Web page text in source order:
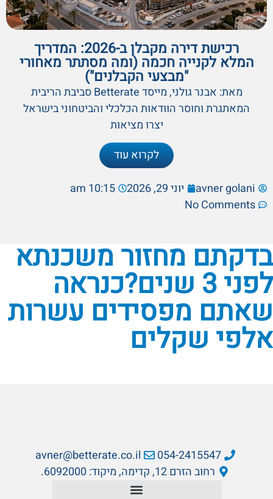
רכישת דירה מקבלן ב-2026: המדריך
המלא לקנייה חכמה (ומה מסתתר מאחורי
"מבצעי הקבלנים")
מאת: אבנר גולני, מייסד Betterate סביבת הריבית
המאתגרת וחוסר הוודאות הכלכלי והביטחוני בישראל
יצרו מציאות
לקרוא עוד
avner golani יוני 29, 2026
10:15 am
No Comments
בדקתם מחזור משכנתא
לפני 3 שנים?כנראה
שאתם מפסידים עשרות
אלפי שקלים
054-2415547
avner@betterate.co.il
רחוב הזרם 12, קדימה, מיקוד: 6092000.